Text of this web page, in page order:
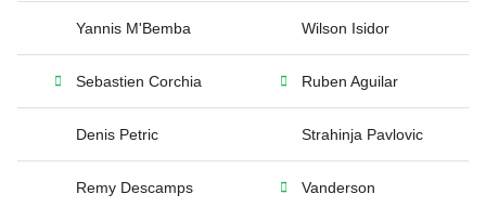
Yannis M'Bemba Wilson Isidor
Sebastien Corchia Ruben Aguilar
Denis Petric Strahinja Pavlovic
Remy Descamps Vanderson